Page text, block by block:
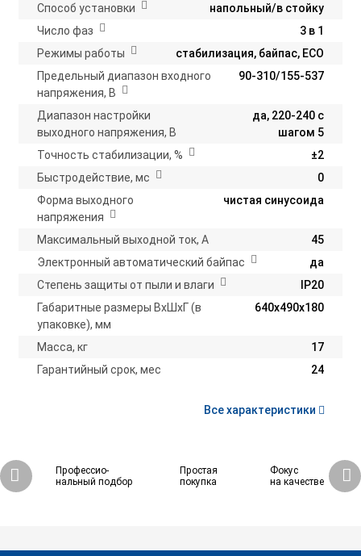
Способ установки
напольный/в стойку
Число фаз
3 в 1
Режимы работы
стабилизация, байпас, ECO
Предельный диапазон входного
напряжения, В
90-310/155-537
Диапазон настройки
выходного напряжения, В
да, 220-240 с
шагом 5
Точность стабилизации, %
±2
Быстродействие, мс
0
Форма выходного
напряжения
чистая синусоида
Максимальный выходной ток, А
45
Электронный автоматический байпас
да
Степень защиты от пыли и влаги
IP20
Габаритные размеры ВхШхГ (в
упаковке), мм
640х490х180
Масса, кг
17
Гарантийный срок, мес
24
Все характеристики
Профессио-
нальный подбор
Простая
покупка
Фокус
на качестве
100 620 ₽ Купить